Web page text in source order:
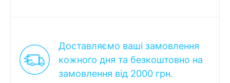
Доставляємо ваші замовлення
кожного дня та безкоштовно на
замовлення від 2000 грн.